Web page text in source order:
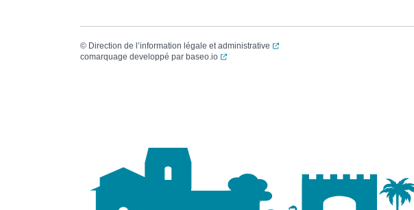
© Direction de l’information légale et administrative
(ouverture dans un nouvel onglet)
comarquage developpé par baseo.io (ouverture dans un nouvel onglet)